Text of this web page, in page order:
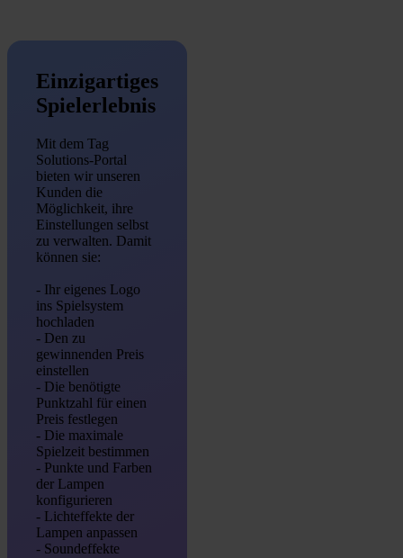
Einzigartiges
Spielerlebnis
Mit dem Tag
Solutions-Portal
bieten wir unseren
Kunden die
Möglichkeit, ihre
Einstellungen selbst
zu verwalten. Damit
können sie:
- Ihr eigenes Logo
ins Spielsystem
hochladen
- Den zu
gewinnenden Preis
einstellen
- Die benötigte
Punktzahl für einen
Preis festlegen
- Die maximale
Spielzeit bestimmen
- Punkte und Farben
der Lampen
konfigurieren
- Lichteffekte der
Lampen anpassen
- Soundeffekte